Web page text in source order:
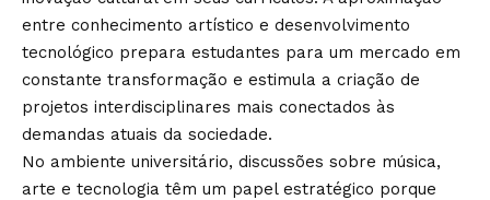
entre conhecimento artístico e desenvolvimento
tecnológico prepara estudantes para um mercado em
constante transformação e estimula a criação de
projetos interdisciplinares mais conectados às
demandas atuais da sociedade.
No ambiente universitário, discussões sobre música,
arte e tecnologia têm um papel estratégico porque